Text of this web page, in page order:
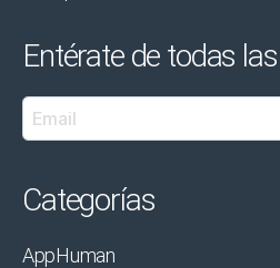
Entérate de todas
Categorías
AppHuman